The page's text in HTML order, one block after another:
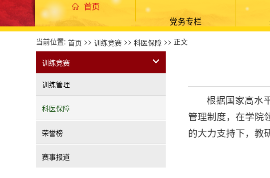
首页
党务专栏
当前位置: 首页 >> 训练竞赛 >> 科医保障 >> 正文
训练竞赛
训练管理
科医保障
荣誉榜
赛事报道
根据国家高水
管理制度，在学院
的大力支持下，教